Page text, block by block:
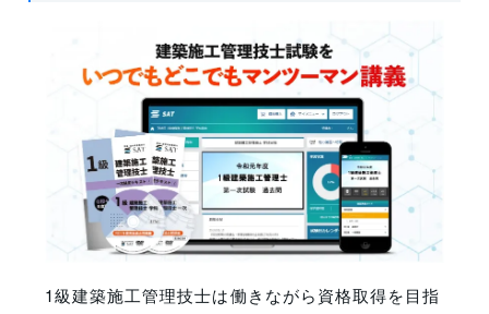
1級建築施工管理技士は働きながら資格取得を目指